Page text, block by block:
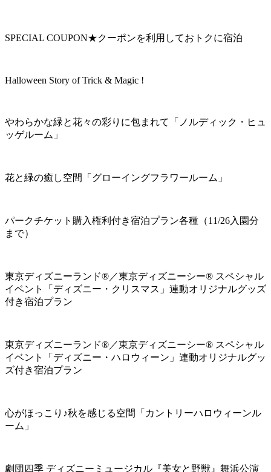
SPECIAL COUPON★クーポンを利用しておトクに宿泊
Halloween Story of Trick & Magic !
やわらかな緑と花々の彩りに包まれて「ノルディック・ヒュ
ッゲルーム」
花と緑の癒し空間「グローイングフラワールーム」
パークチケット購入権利付き宿泊プラン各種（11/26入園分
まで）
東京ディズニーランド®／東京ディズニーシー® スペシャル
イベント「ディズニー・クリスマス」連動オリジナルグッズ
付き宿泊プラン
東京ディズニーランド®／東京ディズニーシー® スペシャル
イベント「ディズニー・ハロウィーン」連動オリジナルグッ
ズ付き宿泊プラン
心がほっこり♪秋を感じる空間「カントリーハロウィーンル
ーム」
劇団四季 ディズニーミュージカル『美女と野獣』舞浜公演